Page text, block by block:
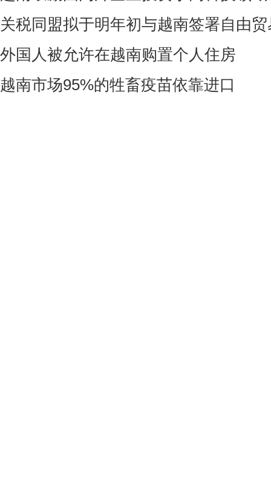
关税同盟拟于明年初与越南签署自由
外国人被允许在越南购置个人住房
越南市场95%的牲畜疫苗依靠进口